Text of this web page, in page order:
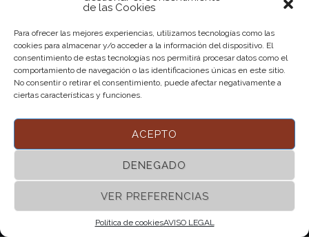
de las Cookies
Para ofrecer las mejores experiencias, utilizamos tecnologías como las
cookies para almacenar y/o acceder a la información del dispositivo. El
consentimiento de estas tecnologías nos permitirá procesar datos como el
comportamiento de navegación o las identificaciones únicas en este sitio.
No consentir o retirar el consentimiento, puede afectar negativamente a
ciertas características y funciones.
ACEPTO
DENEGADO
VER PREFERENCIAS
Política de cookiesAVISO LEGAL
ser, y cuidar de la tuya nuestra prioridad. Por eso ahora,
contamos con la mejor marca de cosmética del mundo:
ELEMIS. Siempre pensando
Leer más
©2017 BIONDI PELUQUERIAS | Todos los Derechos
AVISO LEGAL |POLITICA DE COOKIES